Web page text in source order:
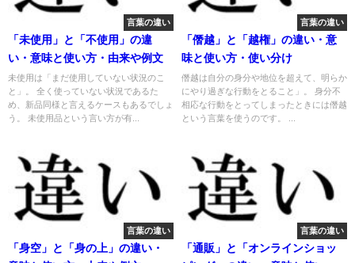
言葉の違い
「未使用」と「不使用」の違
い・意味と使い方・由来や例文
未使用は「まだ使用していない状況のこ
と」。 全く使っていない状況であるた
め、新品同様と言えるケースもあるでしょ
う。 未使用品という言い方が有...
言葉の違い
「僭越」と「越権」の違い・意
味と使い方・使い分け
僭越は自分の身分や地位を超えて、明らか
にやり過ぎな行動をとること」。 身分不
相応な行動をとってしまったときには僭越
という言葉を使うのです。 ...
言葉の違い
「身空」と「身の上」の違い・
言葉の違い
「通販」と「オンラインショッ